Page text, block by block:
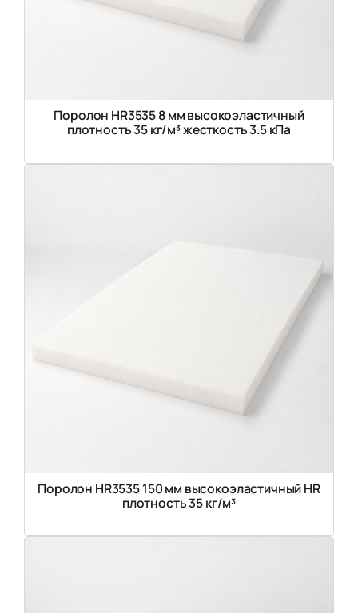
Поролон HR3535 8 мм высокоэластичный
плотность 35 кг/м³ жесткость 3.5 кПа
Поролон HR3535 150 мм высокоэластичный HR
плотность 35 кг/м³